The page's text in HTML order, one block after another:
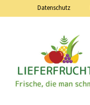
Datenschutz